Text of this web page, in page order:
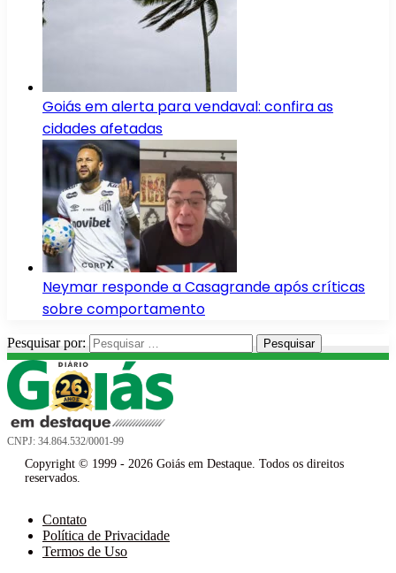
Goiás em alerta para vendaval: confira as
cidades afetadas
Neymar responde a Casagrande após críticas
sobre comportamento
Pesquisar por:
CNPJ: 34.864.532/0001-99
Copyright © 1999 - 2026 Goiás em Destaque. Todos os direitos
reservados.
Contato
Política de Privacidade
Termos de Uso